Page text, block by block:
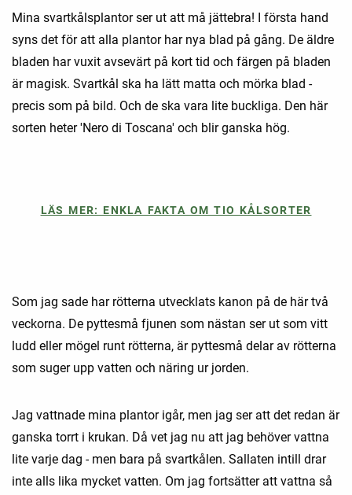
Mina svartkålsplantor ser ut att må jättebra! I första hand
syns det för att alla plantor har nya blad på gång. De äldre
bladen har vuxit avsevärt på kort tid och färgen på bladen
är magisk. Svartkål ska ha lätt matta och mörka blad -
precis som på bild. Och de ska vara lite buckliga. Den här
sorten heter 'Nero di Toscana' och blir ganska hög.
LÄS MER: ENKLA FAKTA OM TIO KÅLSORTER
Som jag sade har rötterna utvecklats kanon på de här två
veckorna. De pyttesmå fjunen som nästan ser ut som vitt
ludd eller mögel runt rötterna, är pyttesmå delar av rötterna
som suger upp vatten och näring ur jorden.
Jag vattnade mina plantor igår, men jag ser att det redan är
ganska torrt i krukan. Då vet jag nu att jag behöver vattna
lite varje dag - men bara på svartkålen. Sallaten intill drar
inte alls lika mycket vatten. Om jag fortsätter att vattna så